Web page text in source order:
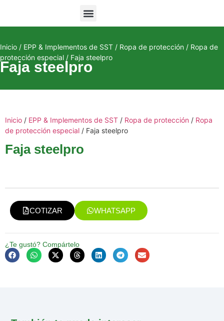
Inicio / EPP & Implementos de SST / Ropa de protección / Ropa de
protección especial / Faja steelpro
Faja steelpro
Inicio / EPP & Implementos de SST / Ropa de protección / Ropa
de protección especial / Faja steelpro
Faja steelpro
COTIZAR WHATSAPP
¿Te gustó? Compártelo